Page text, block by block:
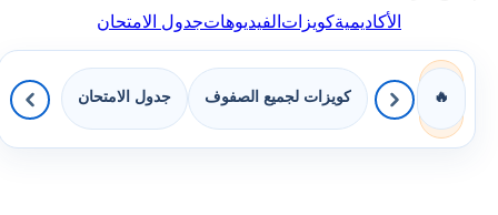
الأكاديميةكويزاتالفيديوهاتجدول الامتحان
🔥 كويزات لجميع الصفوف جدول الامتحان